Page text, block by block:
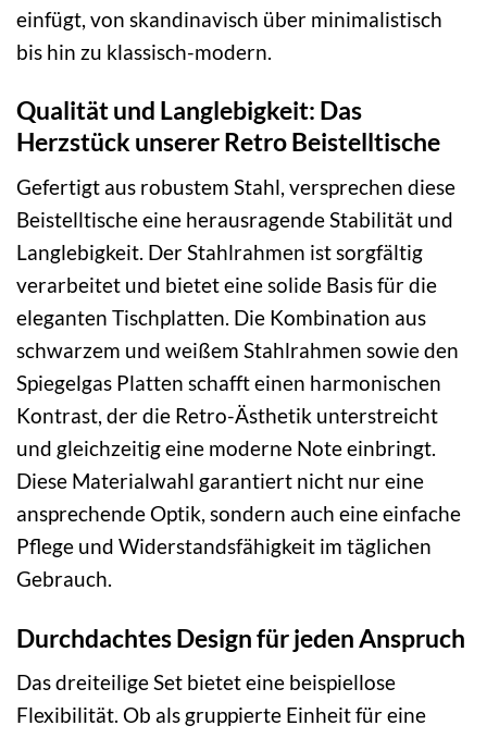
einfügt, von skandinavisch über minimalistisch
bis hin zu klassisch-modern.
Qualität und Langlebigkeit: Das
Herzstück unserer Retro Beistelltische
Gefertigt aus robustem Stahl, versprechen diese
Beistelltische eine herausragende Stabilität und
Langlebigkeit. Der Stahlrahmen ist sorgfältig
verarbeitet und bietet eine solide Basis für die
eleganten Tischplatten. Die Kombination aus
schwarzem und weißem Stahlrahmen sowie den
Spiegelgas Platten schafft einen harmonischen
Kontrast, der die Retro-Ästhetik unterstreicht
und gleichzeitig eine moderne Note einbringt.
Diese Materialwahl garantiert nicht nur eine
ansprechende Optik, sondern auch eine einfache
Pflege und Widerstandsfähigkeit im täglichen
Gebrauch.
Durchdachtes Design für jeden Anspruch
Das dreiteilige Set bietet eine beispiellose
Flexibilität. Ob als gruppierte Einheit für eine